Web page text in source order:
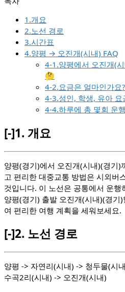
1.개요
2.노선 경로
3.시간표
4.양평 → 오진개(시내) FAQ
4-1.양평에서 오진개(
🤔
4-2.요금은 얼마인가요?
4-3.성인, 학생, 유아
4-4.하루에 총 몇회 운
[-]1. 개요
양평(경기)에서 오진개(시내)(경기)
고 편리한 대중교통 방법은 시외버
것입니다. 이 노선은 공통에서 운
양평(경기) 출발 오진개(시내)(경기
여 편리한 여행 계획을 세워보세요.
[-]2. 노선 경로
양평 -> 자연리(시내) -> 청두물(시
수곡2리(시내) -> 오진개(시내)